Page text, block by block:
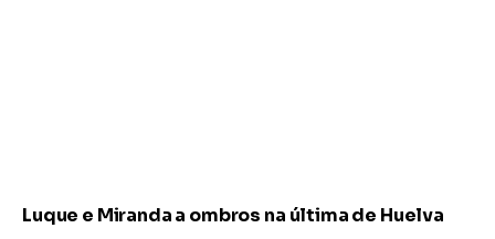
Luque e Miranda a ombros na última de Huelva